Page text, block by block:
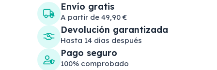
Envío gratis
A partir de 49,90 €
Devolución garantizada
Hasta 14 días después
Pago seguro
100% comprobado